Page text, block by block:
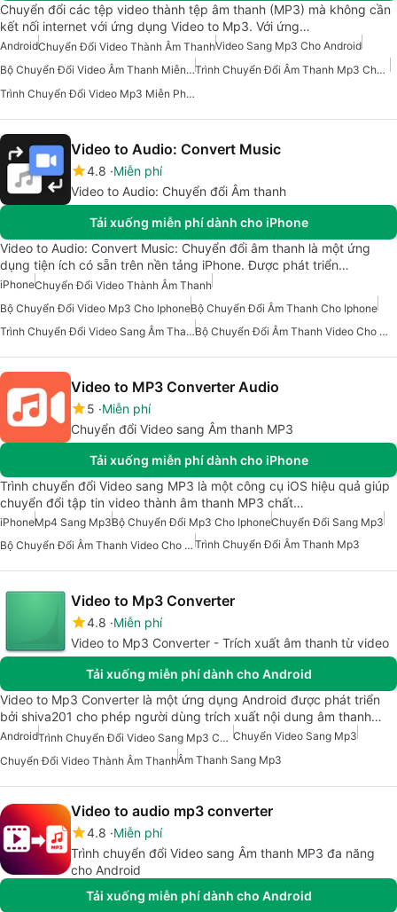
Chuyển đổi các tệp video thành tệp âm thanh (MP3) mà không cần
kết nối internet với ứng dụng Video to Mp3. Với ứng…
AndroidChuyển Đổi Video Thành Âm ThanhVideo Sang Mp3 Cho Android
Bộ Chuyển Đổi Video Âm Thanh Miễn Phí Cho Android
Trình Chuyển Đổi Âm Thanh Mp3 Cho Android
Trình Chuyển Đổi Video Mp3 Miễn Phí Cho Android
Video to Audio: Convert Music
4.8 Miễn phí
Video to Audio: Chuyển đổi Âm thanh
Tải xuống miễn phí dành cho iPhone
Video to Audio: Convert Music: Chuyển đổi âm thanh là một ứng
dụng tiện ích có sẵn trên nền tảng iPhone. Được phát triển…
iPhoneChuyển Đổi Video Thành Âm Thanh
Bộ Chuyển Đổi Video Mp3 Cho IphoneBộ Chuyển Đổi Âm Thanh Cho Iphone
Trình Chuyển Đổi Video Sang Âm Thanh
Bộ Chuyển Đổi Âm Thanh Video Cho Iphone
Video to MP3 Converter Audio
5 Miễn phí
Chuyển đổi Video sang Âm thanh MP3
Tải xuống miễn phí dành cho iPhone
Trình chuyển đổi Video sang MP3 là một công cụ iOS hiệu quả giúp
chuyển đổi tập tin video thành âm thanh MP3 chất…
iPhoneMp4 Sang Mp3Bộ Chuyển Đổi Mp3 Cho IphoneChuyển Đổi Sang Mp3
Bộ Chuyển Đổi Âm Thanh Video Cho Iphone Trình Chuyển Đổi Âm Thanh Mp3
Video to Mp3 Converter
4.8 Miễn phí
Video to Mp3 Converter - Trích xuất âm thanh từ video
Tải xuống miễn phí dành cho Android
Video to Mp3 Converter là một ứng dụng Android được phát triển
bởi shiva201 cho phép người dùng trích xuất nội dung âm thanh…
Android Trình Chuyển Đổi Video Sang Mp3 Cho Android Chuyển Video Sang Mp3
Chuyển Đổi Video Thành Âm ThanhÂm Thanh Sang Mp3
Video to audio mp3 converter
4.8 Miễn phí
Trình chuyển đổi Video sang Âm thanh MP3 đa năng
cho Android
Tải xuống miễn phí dành cho Android